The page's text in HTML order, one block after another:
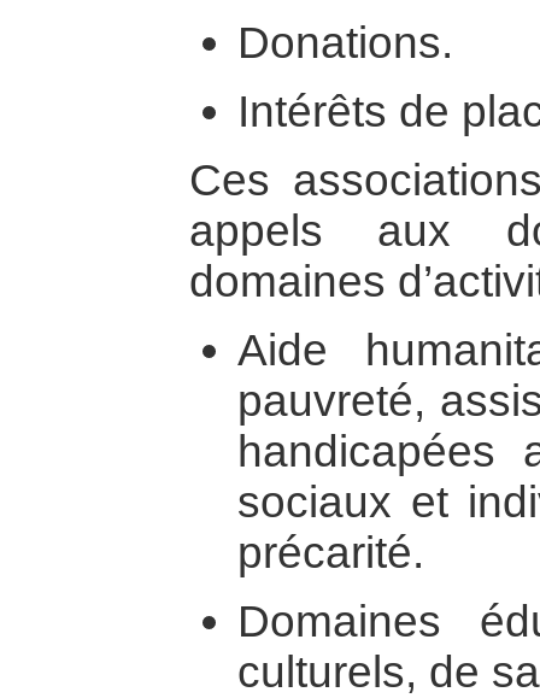
Donations.
Intérêts de
Ces
appels aux
domaines
Aide
pauvreté,
handicapées
sociaux et
précarité.
Domaines
culturels, de